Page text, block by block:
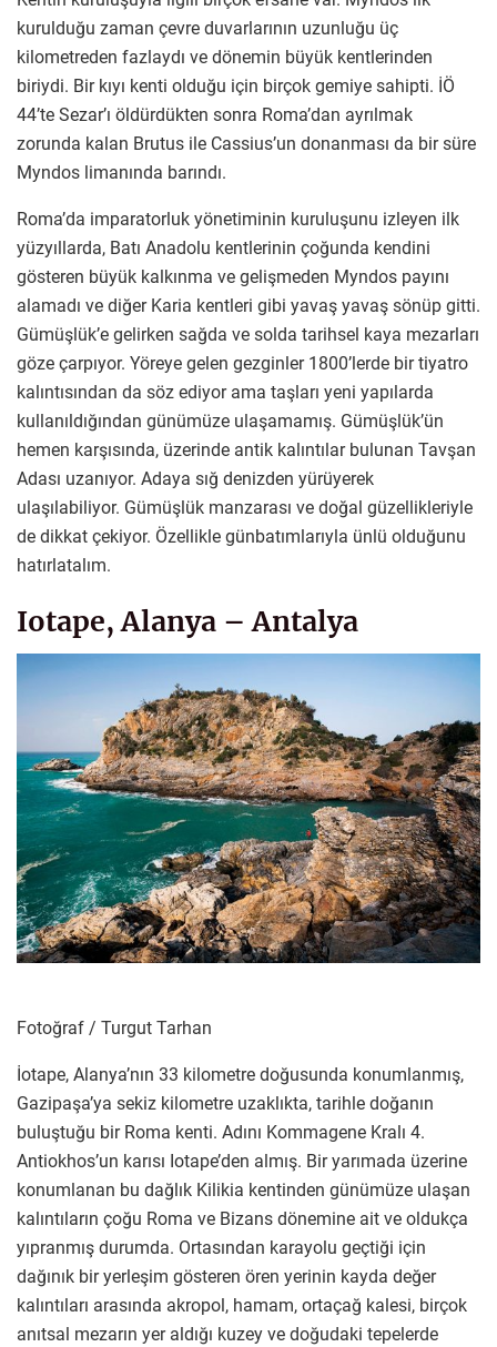
kurulduğu zaman çevre duvarlarının uzunluğu üç
kilometreden fazlaydı ve dönemin büyük kentlerinden
biriydi. Bir kıyı kenti olduğu için birçok gemiye sahipti. İÖ
44’te Sezar’ı öldürdükten sonra Roma’dan ayrılmak
zorunda kalan Brutus ile Cassius’un donanması da bir süre
Myndos limanında barındı.
Roma’da imparatorluk yönetiminin kuruluşunu izleyen ilk
yüzyıllarda, Batı Anadolu kentlerinin çoğunda kendini
gösteren büyük kalkınma ve gelişmeden Myndos payını
alamadı ve diğer Karia kentleri gibi yavaş yavaş sönüp gitti.
Gümüşlük’e gelirken sağda ve solda tarihsel kaya mezarları
göze çarpıyor. Yöreye gelen gezginler 1800’lerde bir tiyatro
kalıntısından da söz ediyor ama taşları yeni yapılarda
kullanıldığından günümüze ulaşamamış. Gümüşlük’ün
hemen karşısında, üzerinde antik kalıntılar bulunan Tavşan
Adası uzanıyor. Adaya sığ denizden yürüyerek
ulaşılabiliyor. Gümüşlük manzarası ve doğal güzellikleriyle
de dikkat çekiyor. Özellikle günbatımlarıyla ünlü olduğunu
hatırlatalım.
Iotape, Alanya – Antalya
Fotoğraf / Turgut Tarhan
İotape, Alanya’nın 33 kilometre doğusunda konumlanmış,
Gazipaşa’ya sekiz kilometre uzaklıkta, tarihle doğanın
buluştuğu bir Roma kenti. Adını Kommagene Kralı 4.
Antiokhos’un karısı Iotape’den almış. Bir yarımada üzerine
konumlanan bu dağlık Kilikia kentinden günümüze ulaşan
kalıntıların çoğu Roma ve Bizans dönemine ait ve oldukça
yıpranmış durumda. Ortasından karayolu geçtiği için
dağınık bir yerleşim gösteren ören yerinin kayda değer
kalıntıları arasında akropol, hamam, ortaçağ kalesi, birçok
anıtsal mezarın yer aldığı kuzey ve doğudaki tepelerde